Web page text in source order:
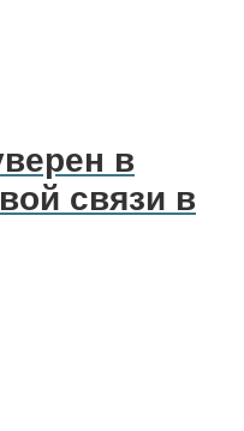
в
связи в